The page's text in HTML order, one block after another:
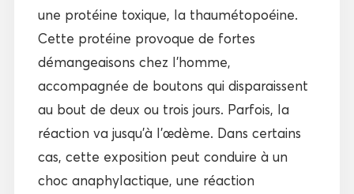
une protéine toxique, la thaumétopoéine.
Cette protéine provoque de fortes
démangeaisons chez l’homme,
accompagnée de boutons qui disparaissent
au bout de deux ou trois jours. Parfois, la
réaction va jusqu’à l’œdème. Dans certains
cas, cette exposition peut conduire à un
choc anaphylactique, une réaction